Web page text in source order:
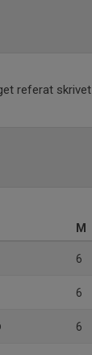
referat skrivet
M
6
6
6